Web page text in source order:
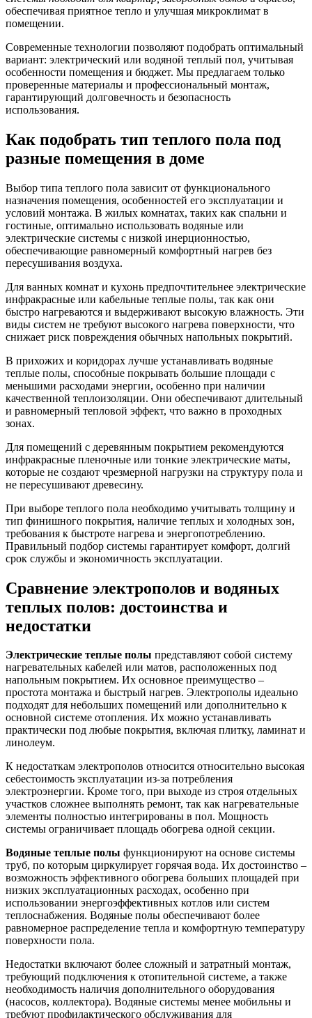
обеспечивая приятное тепло и улучшая микроклимат в
помещении.
Современные технологии позволяют подобрать оптимальный
вариант: электрический или водяной теплый пол, учитывая
особенности помещения и бюджет. Мы предлагаем только
проверенные материалы и профессиональный монтаж,
гарантирующий долговечность и безопасность
использования.
Как подобрать тип теплого пола под
разные помещения в доме
Выбор типа теплого пола зависит от функционального
назначения помещения, особенностей его эксплуатации и
условий монтажа. В жилых комнатах, таких как спальни и
гостиные, оптимально использовать водяные или
электрические системы с низкой инерционностью,
обеспечивающие равномерный комфортный нагрев без
пересушивания воздуха.
Для ванных комнат и кухонь предпочтительнее электрические
инфракрасные или кабельные теплые полы, так как они
быстро нагреваются и выдерживают высокую влажность. Эти
виды систем не требуют высокого нагрева поверхности, что
снижает риск повреждения обычных напольных покрытий.
В прихожих и коридорах лучше устанавливать водяные
теплые полы, способные покрывать большие площади с
меньшими расходами энергии, особенно при наличии
качественной теплоизоляции. Они обеспечивают длительный
и равномерный тепловой эффект, что важно в проходных
зонах.
Для помещений с деревянным покрытием рекомендуются
инфракрасные пленочные или тонкие электрические маты,
которые не создают чрезмерной нагрузки на структуру пола и
не пересушивают древесину.
При выборе теплого пола необходимо учитывать толщину и
тип финишного покрытия, наличие теплых и холодных зон,
требования к быстроте нагрева и энергопотреблению.
Правильный подбор системы гарантирует комфорт, долгий
срок службы и экономичность эксплуатации.
Сравнение электрополов и водяных
теплых полов: достоинства и
недостатки
Электрические теплые полы представляют собой систему
нагревательных кабелей или матов, расположенных под
напольным покрытием. Их основное преимущество –
простота монтажа и быстрый нагрев. Электрополы идеально
подходят для небольших помещений или дополнительно к
основной системе отопления. Их можно устанавливать
практически под любые покрытия, включая плитку, ламинат и
линолеум.
К недостаткам электрополов относится относительно высокая
себестоимость эксплуатации из-за потребления
электроэнергии. Кроме того, при выходе из строя отдельных
участков сложнее выполнять ремонт, так как нагревательные
элементы полностью интегрированы в пол. Мощность
системы ограничивает площадь обогрева одной секции.
Водяные теплые полы функционируют на основе системы
труб, по которым циркулирует горячая вода. Их достоинство –
возможность эффективного обогрева больших площадей при
низких эксплуатационных расходах, особенно при
использовании энергоэффективных котлов или систем
теплоснабжения. Водяные полы обеспечивают более
равномерное распределение тепла и комфортную температуру
поверхности пола.
Недостатки включают более сложный и затратный монтаж,
требующий подключения к отопительной системе, а также
необходимость наличия дополнительного оборудования
(насосов, коллектора). Водяные системы менее мобильны и
требуют профилактического обслуживания для